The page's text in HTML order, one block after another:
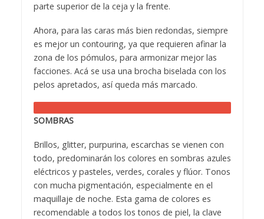
parte superior de la ceja y la frente.
Ahora, para las caras más bien redondas, siempre
es mejor un contouring, ya que requieren afinar la
zona de los pómulos, para armonizar mejor las
facciones. Acá se usa una brocha biselada con los
pelos apretados, así queda más marcado.
SOMBRAS
Brillos, glitter, purpurina, escarchas se vienen con
todo, predominarán los colores en sombras azules
eléctricos y pasteles, verdes, corales y flúor. Tonos
con mucha pigmentación, especialmente en el
maquillaje de noche. Esta gama de colores es
recomendable a todos los tonos de piel, la clave